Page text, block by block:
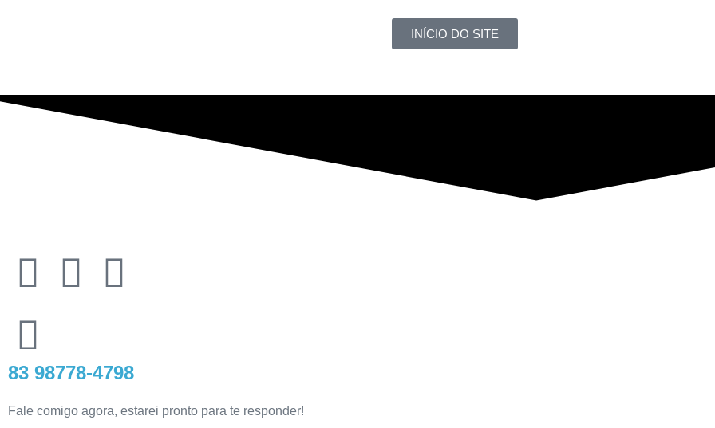
INÍCIO DO SITE
83 98778-4798
Fale comigo agora, estarei pronto para te responder!